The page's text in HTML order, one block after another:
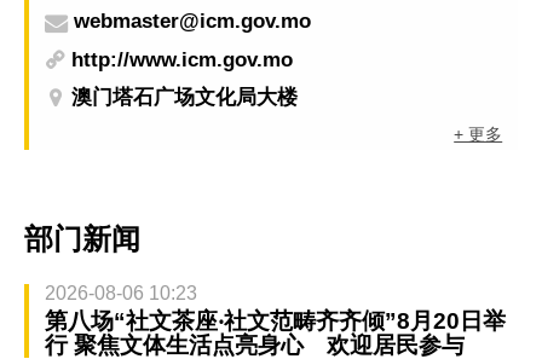
webmaster@icm.gov.mo
http://www.icm.gov.mo
澳门塔石广场文化局大楼
+ 更多
部门新闻
2026-08-06 10:23
第八场“社文茶座‧社文范畴齐齐倾”8月20日举
行 聚焦文体生活点亮身心 欢迎居民参与